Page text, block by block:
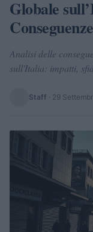
Globale
Conseguenze
Analisi delle
sull'Italia: impatti,
Staff · 29